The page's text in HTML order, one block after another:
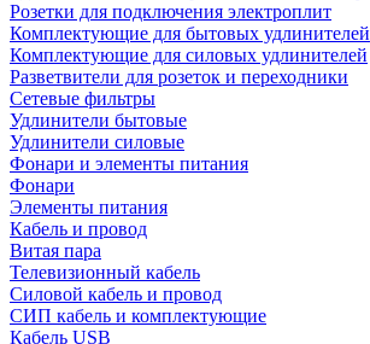
Розетки для подключения электроплит
Комплектующие для бытовых удлинителей
Комплектующие для силовых удлинителей
Разветвители для розеток и переходники
Сетевые фильтры
Удлинители бытовые
Удлинители силовые
Фонари и элементы питания
Фонари
Элементы питания
Кабель и провод
Витая пара
Телевизионный кабель
Силовой кабель и провод
СИП кабель и комплектующие
Кабель USB